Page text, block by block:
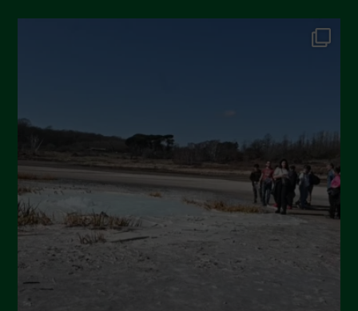
Gennaio 2025
Settembre 2024
Luglio 2024
Maggio 2024
Aprile 2024
Marzo 2024
Febbraio 2024